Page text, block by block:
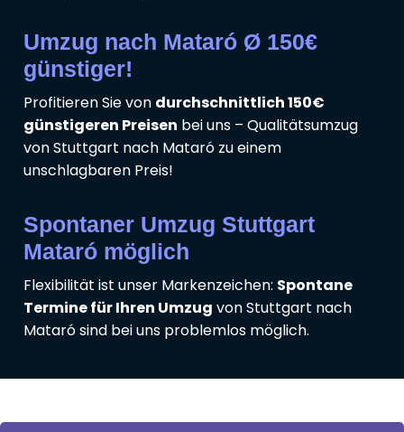
Umzug nach Mataró Ø 150€
günstiger!
Profitieren Sie von durchschnittlich 150€
günstigeren Preisen bei uns – Qualitätsumzug
von Stuttgart nach Mataró zu einem
unschlagbaren Preis!
Spontaner Umzug Stuttgart
Mataró möglich
Flexibilität ist unser Markenzeichen: Spontane
Termine für Ihren Umzug von Stuttgart nach
Mataró sind bei uns problemlos möglich.